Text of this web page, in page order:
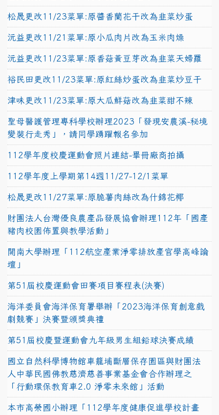
松晟更改11/23菜單:原醬香蘭花干改為韭菜炒蛋
沅益更改11/21菜單:原小瓜肉片改為玉米肉燥
沅益更改11/23菜單:原香菇黃豆芽改為韭菜天婦羅
裕民田更改11/23菜單:原紅絲炒蛋改為韭菜炒豆干
津味更改11/23菜單:原大瓜鮮菇改為韭菜甜不辣
聖母醫護管理專科學校辦理2023「發現安農溪-秘境
變裝行走秀」，請同學踴躍報名參加
112學年度校慶運動會照片連結-畢冊廠商拍攝
112學年度上學期第14週11/27-12/1菜單
松晟更改11/27菜單:原脆薯肉絲改為什錦花椰
財團法人台灣優良農產品發展協會辦理112年「國產
豬肉校園佈置與教學活動」
開南大學辦理「112航空產業淨零排放產官學高峰論
壇」
第51屆校慶運動會田賽項目賽程表(決賽)
海洋委員會海洋保育署舉辦「2023海洋保育創意戲
劇競賽」決賽暨頒獎典禮
第51屆校慶暨運動會九年級男生組鉛球決賽成績
國立自然科學博物館車籠埔斷層保存園區與財團法
人中華民國佛教慈濟慈善事業基金會合作辦理之
「行動環保教育車2.0 淨零未來館」活動
本市高榮國小辦理「112學年度健康促進學校計畫